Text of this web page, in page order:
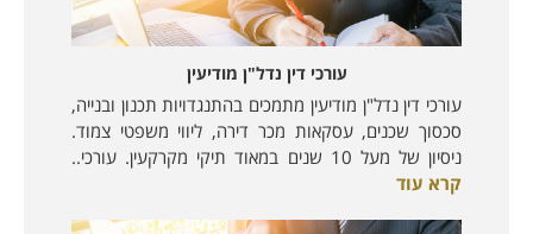
עורכי דין נדל"ן מודיעין
עורכי דין נדל"ן מודיעין מתמכים בהתנגדויות תכנון ובנייה,
סכסוך שכנים, עסקאות מכר דירה, ליווי משפטי צמוד.
ניסיון של מעל 10 שנים במאוד תיקי מקרקעין. עורכי..
קרא עוד